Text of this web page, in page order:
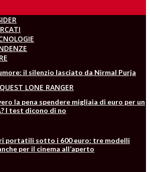
il silenzio lasciato da Nirmal Purja
la pena spendere migliaia di euro per un
I test dicono di no
portatili sotto i 600 euro: tre modelli
per il cinema all’aperto